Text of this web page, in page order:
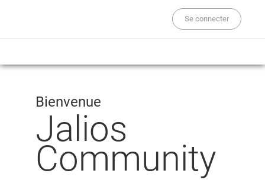
Se connecter
Bienvenue
Jalios
Community